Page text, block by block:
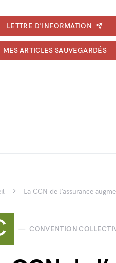
LETTRE D'INFORMATION
MES ARTICLES SAUVEGARDÉS
La CCN de l’assurance
CONVENTION